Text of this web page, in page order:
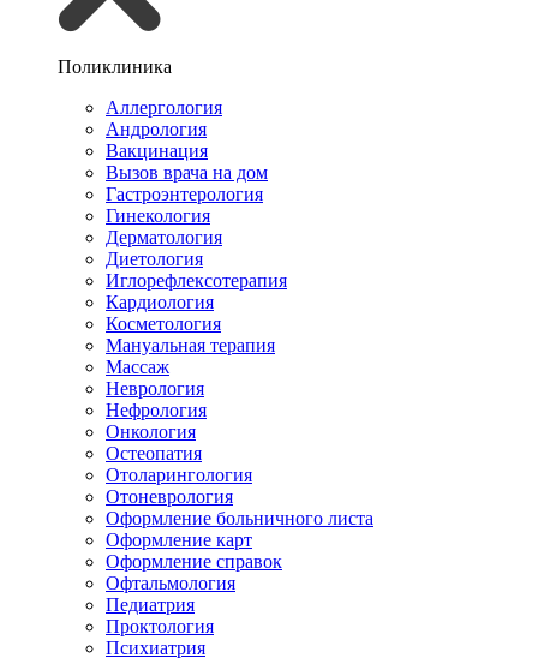
Поликлиника
Аллергология
Андрология
Вакцинация
Вызов врача на дом
Гастроэнтерология
Гинекология
Дерматология
Диетология
Иглорефлексотерапия
Кардиология
Косметология
Мануальная терапия
Массаж
Неврология
Нефрология
Онкология
Остеопатия
Отоларингология
Отоневрология
Оформление больничного листа
Оформление карт
Оформление справок
Офтальмология
Педиатрия
Проктология
Психиатрия